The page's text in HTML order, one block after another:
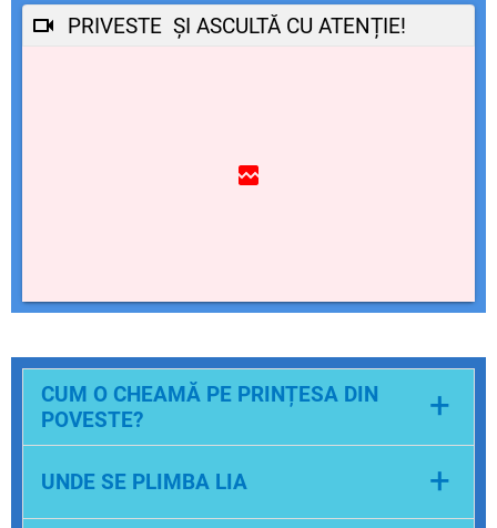
PRIVESTE ȘI ASCULTĂ CU ATENȚIE!
CUM O CHEAMĂ PE PRINȚESA DIN
POVESTE?
+
LIA
UNDE SE PLIMBA LIA +